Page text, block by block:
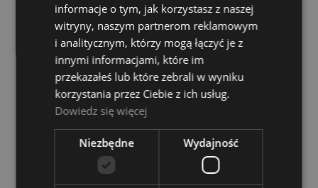
YAMAHA
3 289,00 zł
DO KOSZYKA
informacje o tym, jak korzystasz z naszej
witryny, naszym partnerom reklamowym
i analitycznym, którzy mogą łączyć je z
innymi informacjami, które im
przekazałeś lub które zebrali w wyniku
korzystania przez Ciebie z ich usług.
Dowiedz się więcej
Niezbędne Wydajność